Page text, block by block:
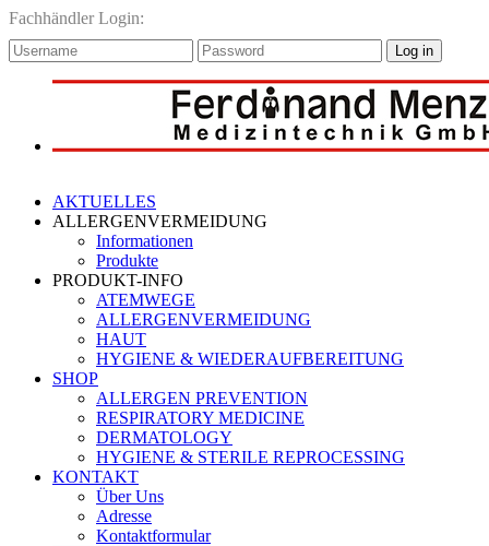
Fachhändler Login:
Log in
AKTUELLES
ALLERGENVERMEIDUNG
Informationen
Produkte
PRODUKT-INFO
ATEMWEGE
ALLERGENVERMEIDUNG
HAUT
HYGIENE & WIEDERAUFBEREITUNG
SHOP
ALLERGEN PREVENTION
RESPIRATORY MEDICINE
DERMATOLOGY
HYGIENE & STERILE REPROCESSING
KONTAKT
Über Uns
Adresse
Kontaktformular